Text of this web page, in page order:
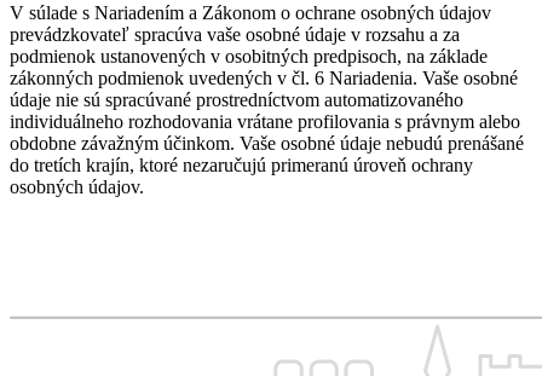
V súlade s Nariadením a Zákonom o ochrane osobných údajov
prevádzkovateľ spracúva vaše osobné údaje v rozsahu a za
podmienok ustanovených v osobitných predpisoch, na základe
zákonných podmienok uvedených v čl. 6 Nariadenia. Vaše osobné
údaje nie sú spracúvané prostredníctvom automatizovaného
individuálneho rozhodovania vrátane profilovania s právnym alebo
obdobne závažným účinkom. Vaše osobné údaje nebudú prenášané
do tretích krajín, ktoré nezaručujú primeranú úroveň ochrany
osobných údajov.